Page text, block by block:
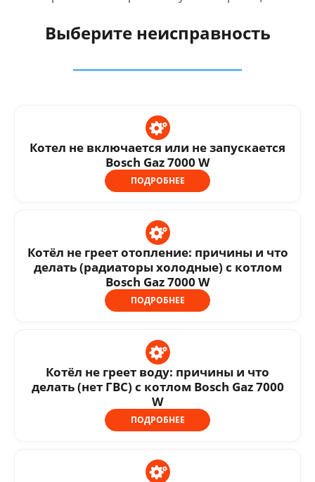
Выберите неисправность
Котел не включается или не запускается
Bosch Gaz 7000 W
ПОДРОБНЕЕ
Котёл не греет отопление: причины и что
делать (радиаторы холодные) с котлом
Bosch Gaz 7000 W
ПОДРОБНЕЕ
Котёл не греет воду: причины и что
делать (нет ГВС) с котлом Bosch Gaz 7000
W
ПОДРОБНЕЕ